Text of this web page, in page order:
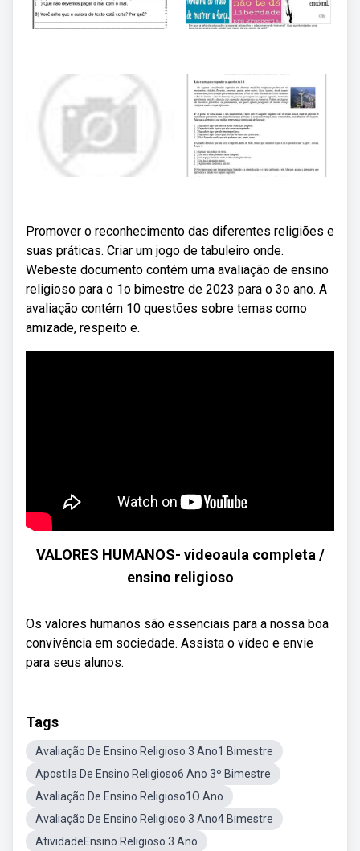
Promover o reconhecimento das diferentes religiões e
suas práticas. Criar um jogo de tabuleiro onde.
Webeste documento contém uma avaliação de ensino
religioso para o 1o bimestre de 2023 para o 3o ano. A
avaliação contém 10 questões sobre temas como
amizade, respeito e.
VALORES HUMANOS- videoaula completa /
ensino religioso
Os valores humanos são essenciais para a nossa boa
convivência em sociedade. Assista o vídeo e envie
para seus alunos.
Tags
Avaliação De Ensino Religioso 3 Ano1 Bimestre
Apostila De Ensino Religioso6 Ano 3º Bimestre
Avaliação De Ensino Religioso1O Ano
Avaliação De Ensino Religioso 3 Ano4 Bimestre
AtividadeEnsino Religioso 3 Ano